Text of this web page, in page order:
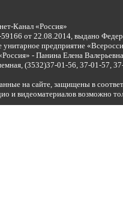
Канал «Россия»
от 22.08.2014, выдано
предприятие
- Панина Елена
(3532)37-01-56, 37-01-57,
на сайте, защищены в
и видеоматериалов возможно